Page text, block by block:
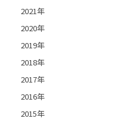
2021年
2020年
2019年
2018年
2017年
2016年
2015年